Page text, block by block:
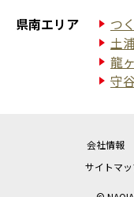
県南エリア
つ
土
龍
守
会社情報
サイトマ